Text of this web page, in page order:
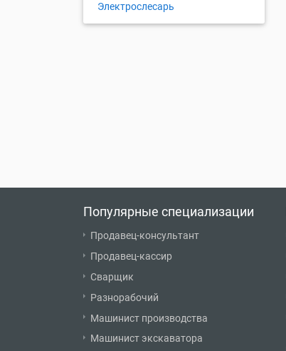
Электрослесарь
Популярные специализации
Продавец-консультант
Продавец-кассир
Сварщик
Разнорабочий
Машинист производства
Машинист экскаватора